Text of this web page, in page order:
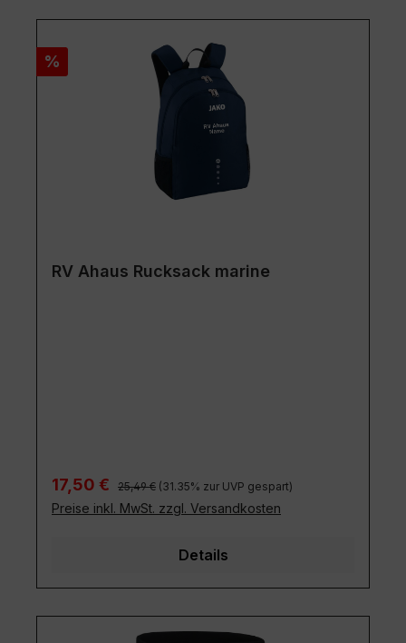
Rabatt
%
RV Ahaus Rucksack marine
Verkaufspreis:
17,50 € Regulärer Preis:
25,49 € (31.35% zur UVP gespart)
Preise inkl. MwSt. zzgl. Versandkosten
Details